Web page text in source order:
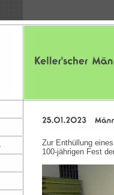
Zur Enthüllung
100-jährigen Fest